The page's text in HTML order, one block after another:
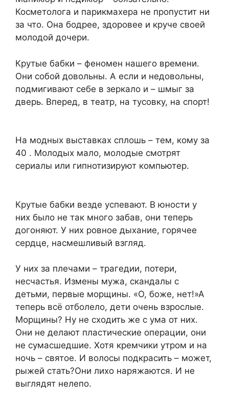
Косметолога и парикмахера не пропустит ни
за что. Она бодрее, здоровее и круче своей
молодой дочери.
Крутые бабки – феномен нашего времени.
Они собой довольны. А если и недовольны,
подмигивают себе в зеркало и – шмыг за
дверь. Вперед, в театр, на тусовку, на спорт!
На модных выставках сплошь – тем, кому за
40 . Молодых мало, молодые смотрят
сериалы или гипнотизируют компьютер.
Крутые бабки везде успевают. В юности у
них было не так много забав, они теперь
догоняют. У них ровное дыхание, горячее
сердце, насмешливый взгляд.
У них за плечами – трагедии, потери,
несчастья. Измены мужа, скандалы с
детьми, первые морщины. «О, боже, нет!»А
теперь всё отболело, дети очень взрослые.
Морщины? Ну не сходить же с ума от них.
Они не делают пластические операции, они
не сумасшедшие. Хотя кремчики утром и на
ночь – святое. И волосы подкрасить – может,
рыжей стать?Они лихо наряжаются. И не
выглядят нелепо.